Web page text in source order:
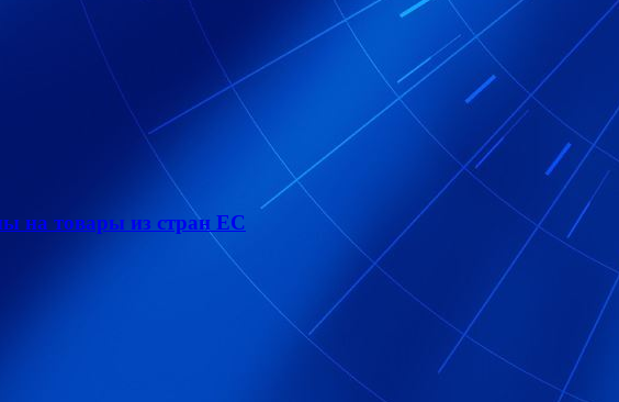
на товары из стран ЕС